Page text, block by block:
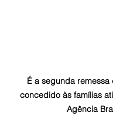
É a segunda
concedido às famílias
Agência